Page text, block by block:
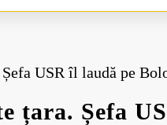
USR îl laudă pe
țara. Șefa